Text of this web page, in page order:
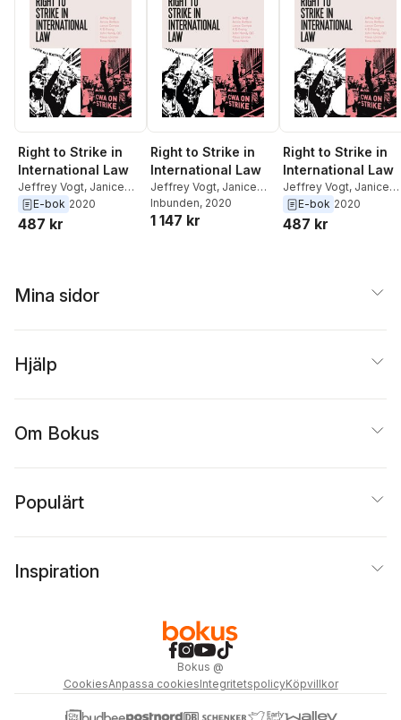
Right to Strike in
International Law
Jeffrey Vogt, Janice
Bellace,Lance Compa
KD Ewing
E-bok 2020
487 kr
Right to Strike in
International Law
Jeffrey Vogt, Janice
Bellace,Lance Compa
KD Ewing
Inbunden, 2020
1 147 kr
Right to Strike in
International Law
Jeffrey Vogt, Janice
Bellace,Lance Compa
KD Ewing
E-bok 2020
487 kr
Mina sidor
Hjälp
Om Bokus
Populärt
Inspiration
Bokus @
CookiesAnpassa cookiesIntegritetspolicyKöpvillkor